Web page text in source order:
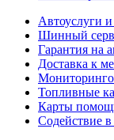
Автоуслуги
Шинный
Гарантия на
Доставка к
Топливные
Карты
Содействие